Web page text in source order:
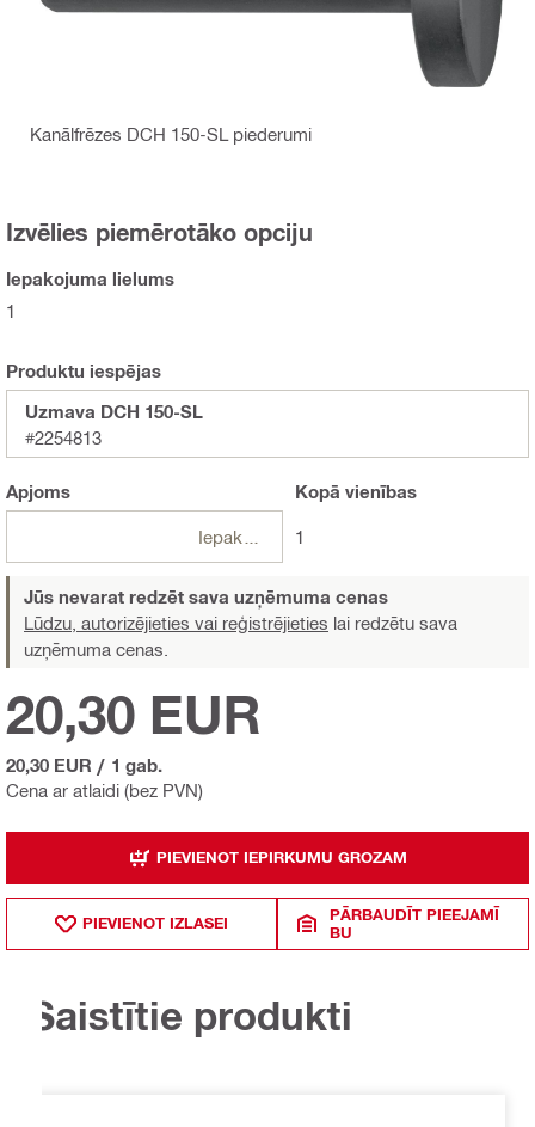
Kanālfrēzes DCH 150-SL piederumi
Izvēlies piemērotāko opciju
Iepakojuma lielums
1
Produktu iespējas
Uzmava DCH 150-SL
#2254813
Apjoms Kopā vienības
1
Jūs nevarat redzēt sava uzņēmuma cenas
Lūdzu, autorizējieties vai reģistrējieties lai redzētu sava
uzņēmuma cenas.
Cena ar atlaidi (bez PVN)
20,30 EUR
20,30 EUR / 1 gab.
PIEVIENOT IEPIRKUMU GROZAM
PIEVIENOT IZLASEI
PĀRBAUDĪT PIEEJAMĪ
BU
Saistītie produkti